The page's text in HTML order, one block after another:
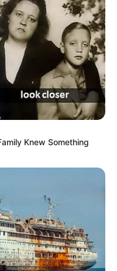
Knew Something